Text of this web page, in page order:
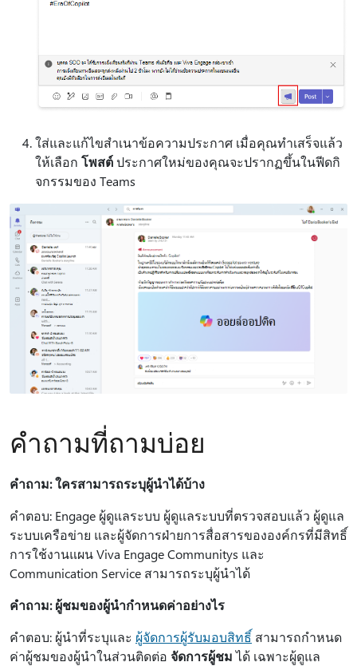
ใส่และแก้ไขสําเนาข้อความประกาศ เมื่อคุณทําเสร็จแล้ว
ให้เลือก โพสต์ประกาศใหม่ของคุณจะปรากฏขึ้นในฟีดกิ
จกรรมของ Teams
คำถามที่ถามบ่อย
คําถาม: ใครสามารถระบุผู้นําได้บ้าง
คําตอบ: Engage ผู้ดูแลระบบ ผู้ดูแลระบบที่ตรวจสอบแล้ว ผู้ดูแล
ระบบเครือข่าย และผู้จัดการฝ่ายการสื่อสารขององค์กรที่มีสิทธิ์
การใช้งานแผน Viva Engage Communitys และ
Communication Service สามารถระบุผู้นําได้
คําถาม: ผู้ชมของผู้นํากําหนดค่าอย่างไร
คําตอบ: ผู้นําที่ระบุและ ผู้จัดการผู้รับมอบสิทธิ์ สามารถกําหนด
ค่าผู้ชมของผู้นําในส่วนติดต่อ จัดการผู้ชมได้ เฉพาะผู้ดูแล